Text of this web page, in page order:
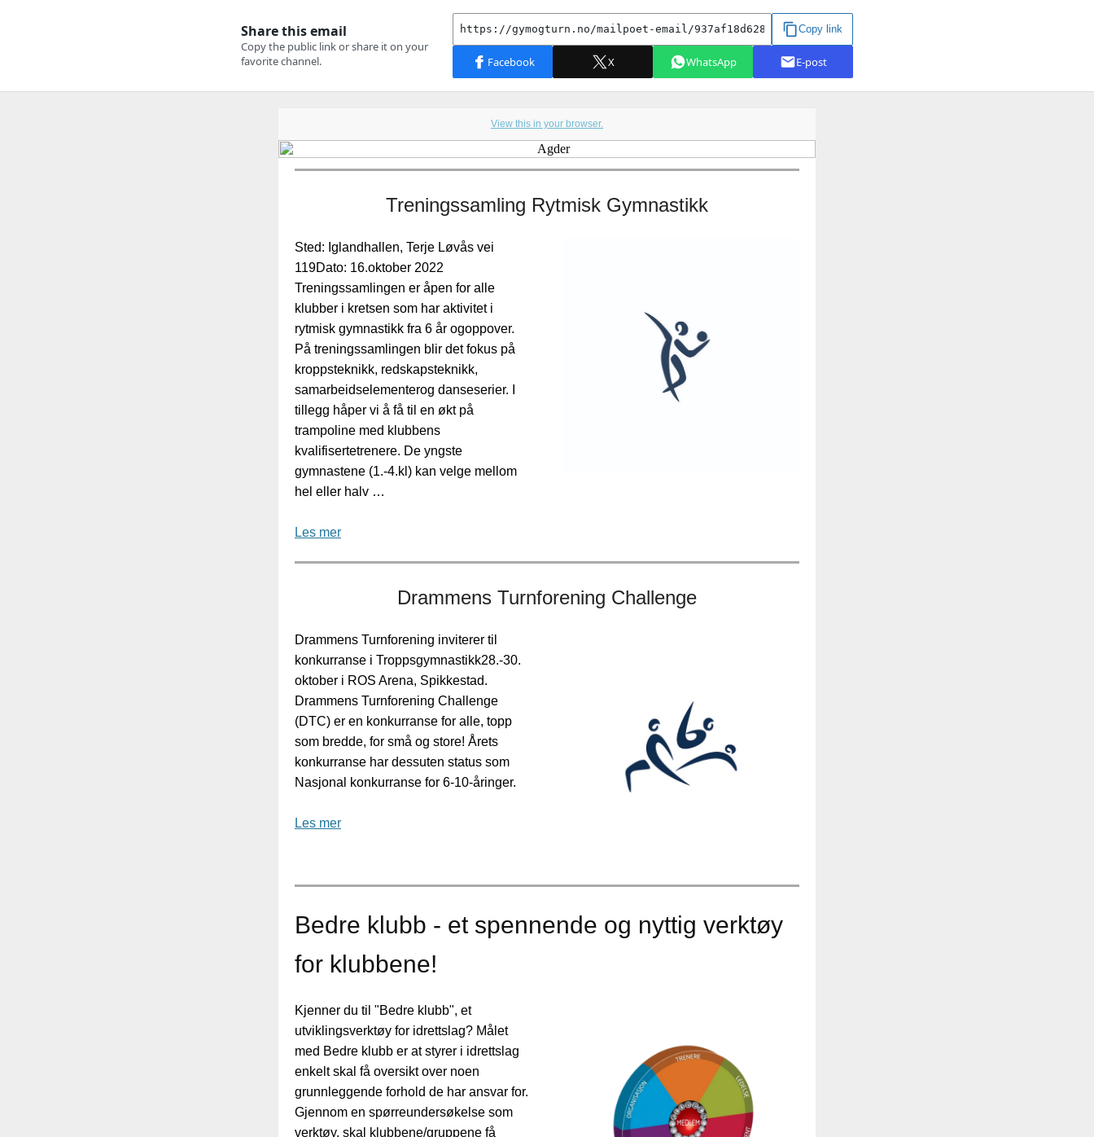
View this in your browser.
Treningssamling Rytmisk Gymnastikk
Sted: Iglandhallen, Terje Løvås vei
119Dato: 16.oktober 2022
Treningssamlingen er åpen for alle
klubber i kretsen som har aktivitet i
rytmisk gymnastikk fra 6 år ogoppover.
På treningssamlingen blir det fokus på
kroppsteknikk, redskapsteknikk,
samarbeidselementerog danseserier. I
tillegg håper vi å få til en økt på
trampoline med klubbens
kvalifisertetrenere. De yngste
gymnastene (1.-4.kl) kan velge mellom
hel eller halv …
Les mer
Drammens Turnforening Challenge
Drammens Turnforening inviterer til
konkurranse i Troppsgymnastikk28.-30.
oktober i ROS Arena, Spikkestad.
Drammens Turnforening Challenge
(DTC) er en konkurranse for alle, topp
som bredde, for små og store! Årets
konkurranse har dessuten status som
Nasjonal konkurranse for 6-10-åringer.
Les mer
Bedre klubb - et spennende og nyttig verktøy
for klubbene!
Kjenner du til "Bedre klubb", et
utviklingsverktøy for idrettslag? Målet
med Bedre klubb er at styrer i idrettslag
enkelt skal få oversikt over noen
grunnleggende forhold de har ansvar for.
Gjennom en spørreundersøkelse som
verktøy, skal klubbene/gruppene få